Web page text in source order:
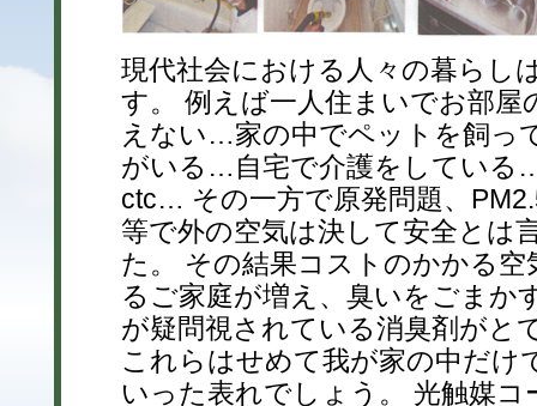
現代社会における人々の暮らし
す。 例えば一人住まいでお部屋
えない…家の中でペットを飼っ
がいる…自宅で介護をしてい
ctc… その一方で原発問題、
等で外の空気は決して安全とは
た。 その結果コストのかかる空
るご家庭が増え、臭いをごまか
が疑問視されている消臭剤がと
これらはせめて我が家の中だけ
いった表れでしょう。 光触媒